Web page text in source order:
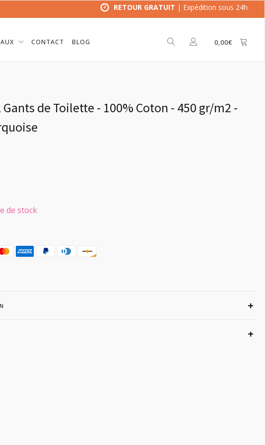
RETOUR GRATUIT | Expédition sous 24h
CONTACT BLOG 0,00€
Gants de Toilette - 100% Coton - 450 gr/m2 -
de stock